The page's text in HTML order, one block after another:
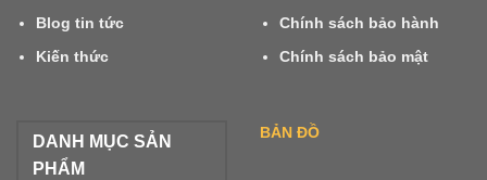
Blog tin tức
Kiến thức
Chính sách bảo hành
Chính sách bảo mật
DANH MỤC SẢN
PHẨM
BẢN ĐỒ